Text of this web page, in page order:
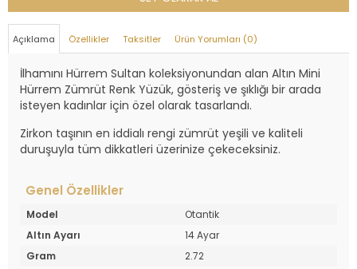
Açıklama Özellikler Taksitler Ürün Yorumları (0)
İlhamını Hürrem Sultan koleksiyonundan alan Altın Mini
Hürrem Zümrüt Renk Yüzük, gösteriş ve şıklığı bir arada
isteyen kadınlar için özel olarak tasarlandı.
Zirkon taşının en iddialı rengi zümrüt yeşili ve kaliteli
duruşuyla tüm dikkatleri üzerinize çekeceksiniz.
Genel Özellikler
Model
Otantik
Altın Ayarı
14 Ayar
Gram
2.72